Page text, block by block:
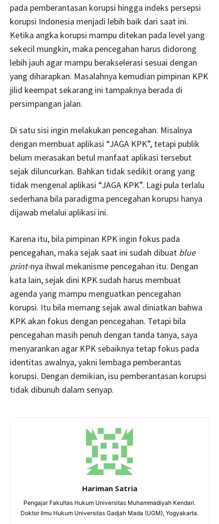
pada pemberantasan korupsi hingga indeks persepsi
korupsi Indonesia menjadi lebih baik dari saat ini.
Ketika angka korupsi mampu ditekan pada level yang
sekecil mungkin, maka pencegahan harus didorong
lebih jauh agar mampu berakselerasi sesuai dengan
yang diharapkan. Masalahnya kemudian pimpinan KPK
jilid keempat sekarang ini tampaknya berada di
persimpangan jalan.
Di satu sisi ingin melakukan pencegahan. Misalnya
dengan membuat aplikasi “JAGA KPK”, tetapi publik
belum merasakan betul manfaat aplikasi tersebut
sejak diluncurkan. Bahkan tidak sedikit orang yang
tidak mengenal aplikasi “JAGA KPK”. Lagi pula terlalu
sederhana bila paradigma pencegahan korupsi hanya
dijawab melalui aplikasi ini.
Karena itu, bila pimpinan KPK ingin fokus pada
pencegahan, maka sejak saat ini sudah dibuat blue
print-nya ihwal mekanisme pencegahan itu. Dengan
kata lain, sejak dini KPK sudah harus membuat
agenda yang mampu menguatkan pencegahan
korupsi. Itu bila memang sejak awal diniatkan bahwa
KPK akan fokus dengan pencegahan. Tetapi bila
pencegahan masih penuh dengan tanda tanya, saya
menyarankan agar KPK sebaiknya tetap fokus pada
identitas awalnya, yakni lembaga pemberantas
korupsi. Dengan demikian, isu pemberantasan korupsi
tidak dibunuh dalam senyap.
Hariman Satria
Pengajar Fakultas Hukum Universitas Muhammadiyah Kendari.
Doktor Ilmu Hukum Universitas Gadjah Mada (UGM), Yogyakarta.